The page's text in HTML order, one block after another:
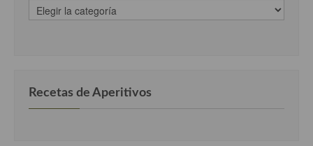
Recetas de fiesta, Navidad y días señalados
Cocina Americana
recetas
clasificadas
Recetas de Aperitivos